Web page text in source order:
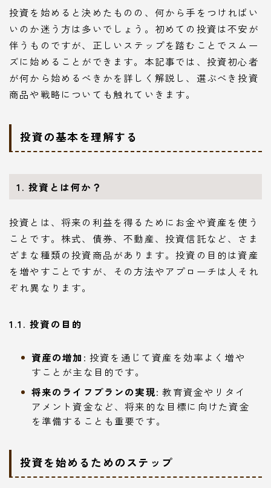
投資を始めると決めたものの、何から手をつければい
いのか迷う方は多いでしょう。初めての投資は不安が
伴うものですが、正しいステップを踏むことでスムー
ズに始めることができます。本記事では、投資初心者
が何から始めるべきかを詳しく解説し、選ぶべき投資
商品や戦略についても触れていきます。
投資の基本を理解する
1. 投資とは何か？
投資とは、将来の利益を得るためにお金や資産を使う
ことです。株式、債券、不動産、投資信託など、さま
ざまな種類の投資商品があります。投資の目的は資産
を増やすことですが、その方法やアプローチは人それ
ぞれ異なります。
1.1. 投資の目的
資産の増加 : 投資を通じて資産を効率よく増や
すことが主な目的です。
将来のライフプランの実現: 教育資金やリタイ
アメント資金など、将来的な目標に向けた資金
を準備することも重要です。
投資を始めるためのステップ